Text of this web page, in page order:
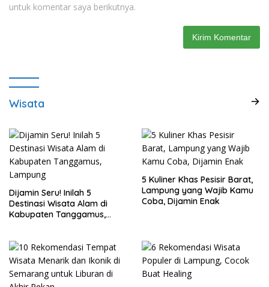
untuk komentar saya berikutnya.
Wisata
Dijamin Seru! Inilah 5
Destinasi Wisata Alam di
Kabupaten Tanggamus,
5 Kuliner Khas Pesisir Barat,
Lampung yang Wajib Kamu
Coba, Dijamin Enak